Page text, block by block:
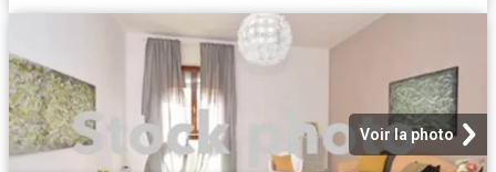
Voir la photo